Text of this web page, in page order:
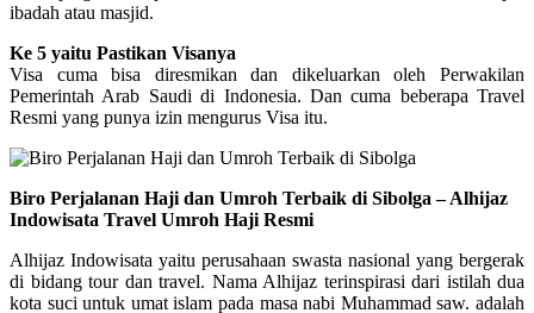
ibadah atau masjid.
Ke 5 yaitu Pastikan Visanya
Visa cuma bisa diresmikan dan dikeluarkan oleh Perwakilan
Pemerintah Arab Saudi di Indonesia. Dan cuma beberapa Travel
Resmi yang punya izin mengurus Visa itu.
Biro Perjalanan Haji dan Umroh Terbaik di Sibolga – Alhijaz
Indowisata Travel Umroh Haji Resmi
Alhijaz Indowisata yaitu perusahaan swasta nasional yang bergerak
di bidang tour dan travel. Nama Alhijaz terinspirasi dari istilah dua
kota suci untuk umat islam pada masa nabi Muhammad saw. adalah